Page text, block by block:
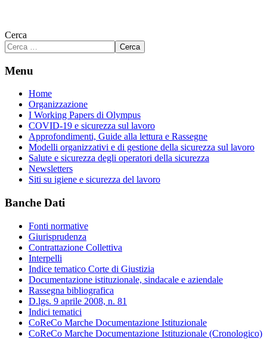
Cerca
Cerca
Menu
Home
Organizzazione
I Working Papers di Olympus
COVID-19 e sicurezza sul lavoro
Approfondimenti, Guide alla lettura e Rassegne
Modelli organizzativi e di gestione della sicurezza sul lavoro
Salute e sicurezza degli operatori della sicurezza
Newsletters
Siti su igiene e sicurezza del lavoro
Banche Dati
Fonti normative
Giurisprudenza
Contrattazione Collettiva
Interpelli
Indice tematico Corte di Giustizia
Documentazione istituzionale, sindacale e aziendale
Rassegna bibliografica
D.lgs. 9 aprile 2008, n. 81
Indici tematici
CoReCo Marche Documentazione Istituzionale
CoReCo Marche Documentazione Istituzionale (Cronologico)